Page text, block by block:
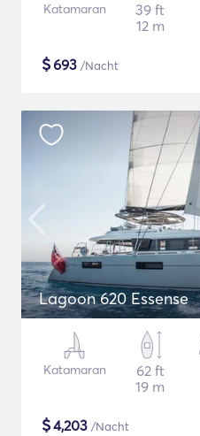
Katamaran
39 ft
12 m
$693 /Nacht
Lagoon 620 Essense
Katamaran
62 ft
19 m
$4,203 /Nacht